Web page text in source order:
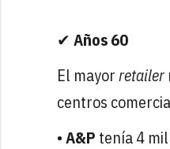
✔ Años 60
El mayorretailer
centros
•A&P tenía 4